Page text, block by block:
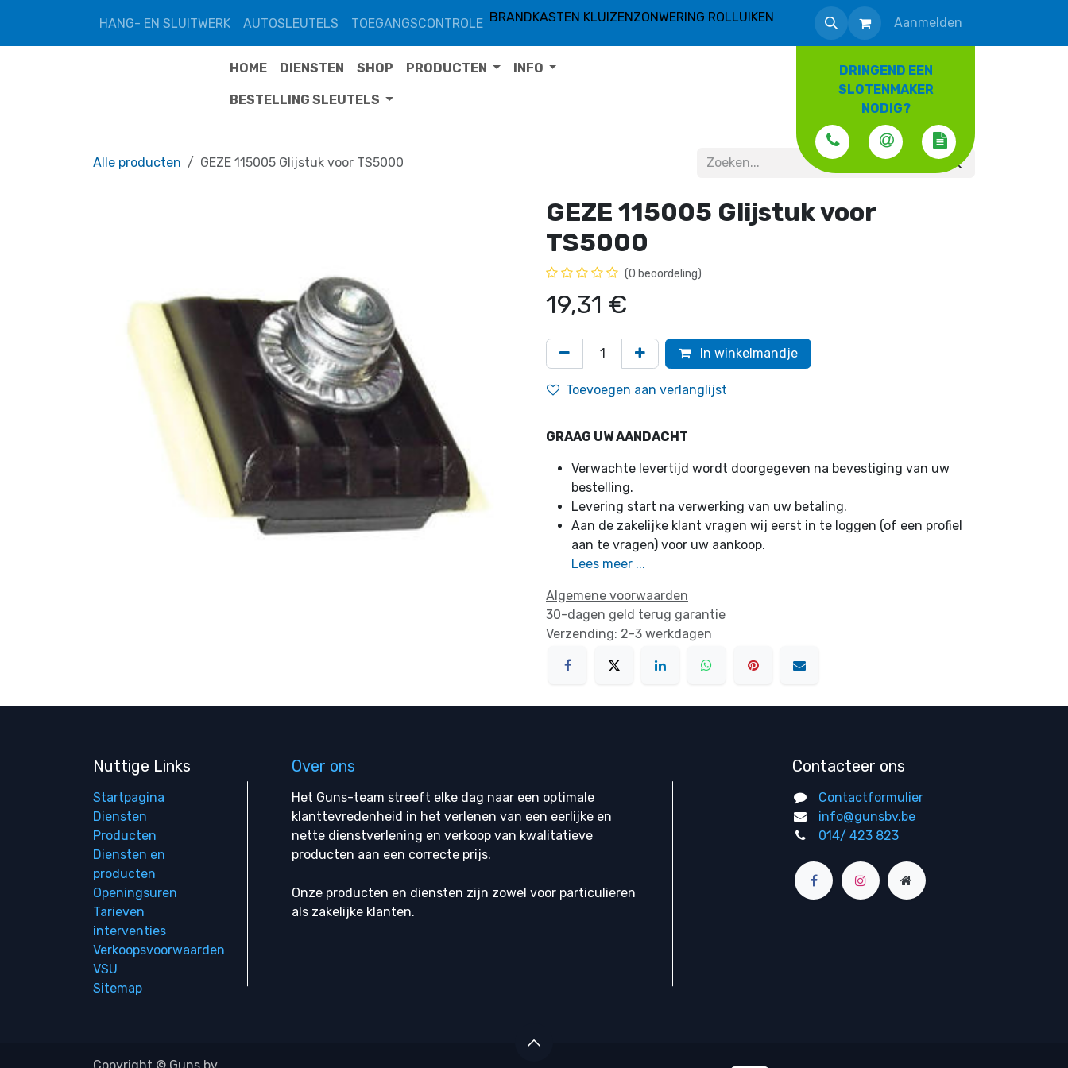
HANG- EN SLUITWERK
AUTOSLEUTELS TOEGANGSCONTROLE BRANDKASTEN KLUIZENZONWERING ROLLUIKEN Aanmelden
DRINGEND EEN
SLOTENMAKER
NODIG?
HOME DIENSTEN SHOP PRODUCTEN INFO
BESTELLING SLEUTELS
Alle producten GEZE 115005 Glijstuk voor TS5000
GEZE 115005 Glijstuk voor
TS5000
(0 beoordeling)
19,31 €
In winkelmandje
Toevoegen aan verlanglijst
GRAAG UW AANDACHT
Verwachte levertijd wordt doorgegeven na bevestiging van uw
bestelling.
Levering start na verwerking van uw betaling.
Aan de zakelijke klant vragen wij eerst in te loggen (of een profiel
aan te vragen) voor uw aankoop.
Lees meer ...
Algemene voorwaarden
30-dagen geld terug garantie
Verzending: 2-3 werkdagen
Nuttige Links
Startpagina
Diensten
Producten
Diensten en
producten
Openingsuren
Tarieven
interventies
Verkoopsvoorwaarden
VSU
Sitemap
Over ons
Het Guns-team streeft elke dag naar een optimale
klanttevredenheid in het verlenen van een eerlijke en
nette dienstverlening en verkoop van kwalitatieve
producten aan een correcte prijs.
Onze producten en diensten zijn zowel voor particulieren
als zakelijke klanten.
Contacteer ons
Contactformulier
info@gunsbv.be
014/ 423 823